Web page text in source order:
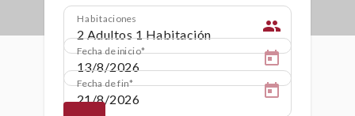
Habitaciones people
Fecha de inicio
Fecha de fin